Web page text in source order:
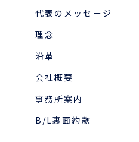
代表のメッセージ
理念
沿革
会社概要
事務所案内
B/L裏面約款